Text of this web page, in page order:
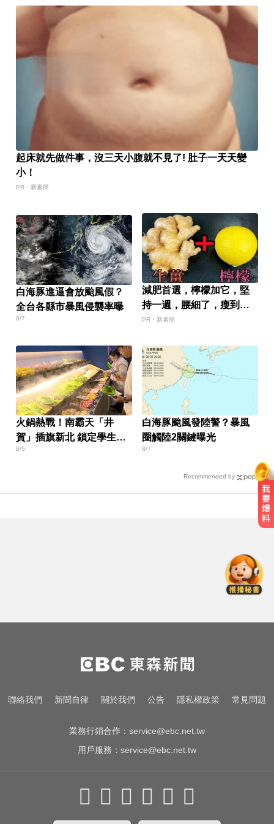
起床就先做件事，沒三天小腹就不見了! 肚子一天天變
小！
PR・新素簡
白海豚進逼會放颱風假？
全台各縣市暴風侵襲率曝
8/7
減肥首選，檸檬加它，堅
持一週，腰細了，瘦到你
懷疑人生
PR・新素簡
火鍋熱戰！南霸天「井
賀」插旗新北 鎖定學生族
群
8/5
白海豚颱風發陸警？暴風
圈觸陸2關鍵曝光
8/7
Recommended by
會要求集保證交所了解
才宣佈停播一週！網紅「肥大叔」
突離世 團隊發聲證實
金牌員工轉投李多慧！剪輯師突暴
想離職
聯絡我們 新聞自律 關於我們 公告 隱私權政策 常見問題
業務行銷合作： service@ebc.net.tw
用戶服務： service@ebc.net.tw